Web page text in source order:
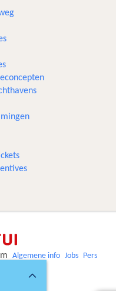
Algemene info Jobs Pers